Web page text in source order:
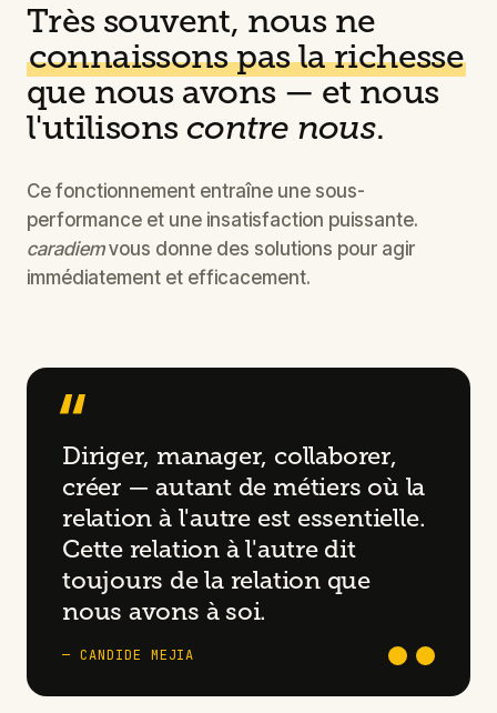
Très souvent, nous ne
connaissons pas la richesse
que nous avons — et nous
l'utilisons contre nous.
Ce fonctionnement entraîne une sous-
performance et une insatisfaction puissante.
caradiemvous donne des solutions pour agir
immédiatement et efficacement.
“
Diriger, manager, collaborer,
créer — autant de métiers où la
relation à l'autre est essentielle.
Cette relation à l'autre dit
toujours de la relation que
nous avons à soi.
— CANDIDE MEJIA